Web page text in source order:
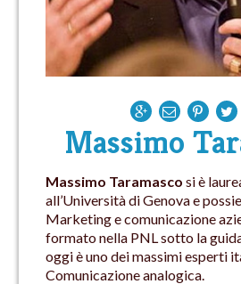
Massimo
Massimo Taramasco si è
all’Università di Genova e
Marketing e comunicazione
formato nella PNL sotto la
oggi è uno dei massimi esperti
Comunicazione analogica.